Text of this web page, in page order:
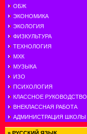
ОБЖ
ЭКОНОМИКА
ЭКОЛОГИЯ
ФИЗКУЛЬТУРА
ТЕХНОЛОГИЯ
МХК
МУЗЫКА
ИЗО
ПСИХОЛОГИЯ
КЛАССНОЕ РУКОВОДСТВО
ВНЕКЛАССНАЯ РАБОТА
АДМИНИСТРАЦИЯ ШКОЛЫ